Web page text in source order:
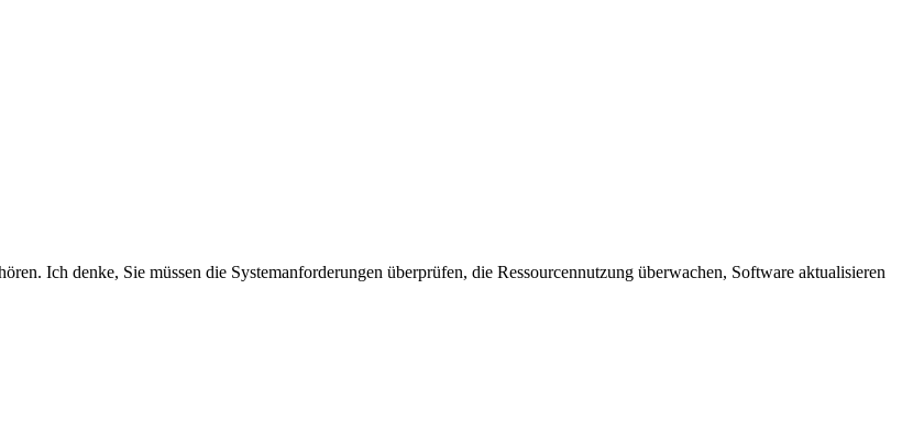
Ich denke, Sie müssen die Systemanforderungen überprüfen, die Ressourcennutzung überwachen, Software aktualisieren